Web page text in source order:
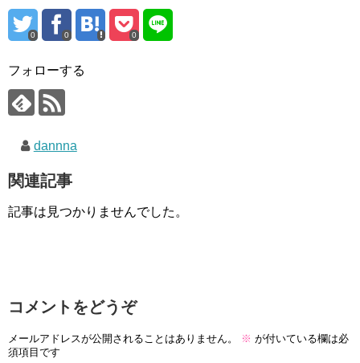
0 0 0
フォローする
dannna
関連記事
記事は見つかりませんでした。
コメントをどうぞ
メールアドレスが公開されることはありません。 ※ が付いている欄は必
須項目です